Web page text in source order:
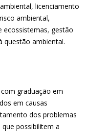
licenciamento
ambiental,
ecossistemas, gestão
questão ambiental.
graduação em
em causas
dos problemas
possibilitem a